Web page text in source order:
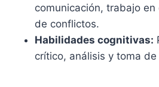
comunicación, trabajo en
de conflictos.
Habilidades cognitivas:
crítico, análisis y toma